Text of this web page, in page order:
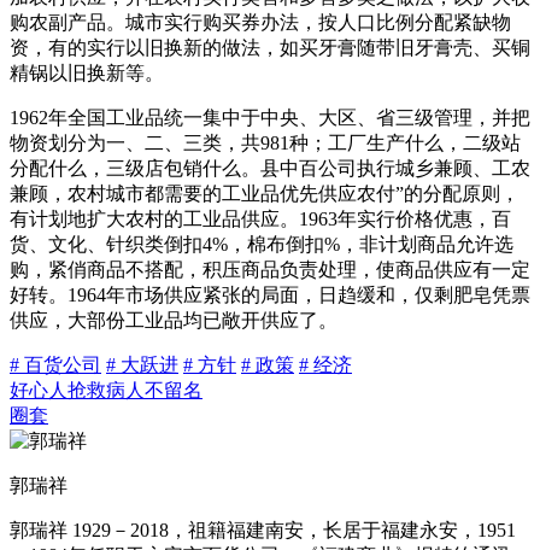
购农副产品。城市实行购买券办法，按人口比例分配紧缺物
资，有的实行以旧换新的做法，如买牙膏随带旧牙膏壳、买铜
精锅以旧换新等。
1962年全国工业品统一集中于中央、大区、省三级管理，并把
物资划分为一、二、三类，共981种；工厂生产什么，二级站
分配什么，三级店包销什么。县中百公司执行城乡兼顾、工农
兼顾，农村城市都需要的工业品优先供应农付”的分配原则，
有计划地扩大农村的工业品供应。1963年实行价格优惠，百
货、文化、针织类倒扣4%，棉布倒扣%，非计划商品允许选
购，紧俏商品不搭配，积压商品负责处理，使商品供应有一定
好转。1964年市场供应紧张的局面，日趋缓和，仅剩肥皂凭票
供应，大部份工业品均已敞开供应了。
# 百货公司 # 大跃进 # 方针 # 政策 # 经济
好心人抢救病人不留名
圈套
郭瑞祥
郭瑞祥 1929－2018，祖籍福建南安，长居于福建永安，1951